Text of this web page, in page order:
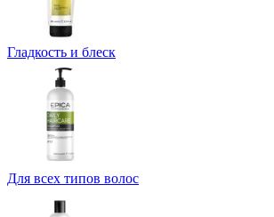
Гладкость и блеск
Для всех типов волос